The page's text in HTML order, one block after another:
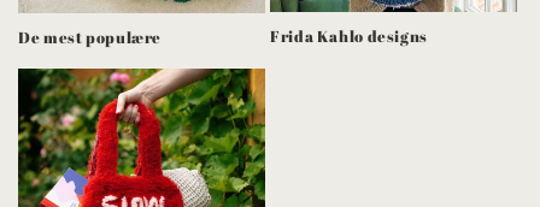
De mest populære Frida Kahlo designs